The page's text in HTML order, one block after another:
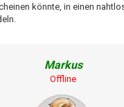
könnte, in einen
Markus
Offline